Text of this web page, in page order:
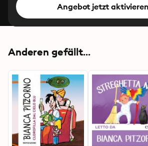
Angebot jetzt aktivieren
Anderen gefällt...